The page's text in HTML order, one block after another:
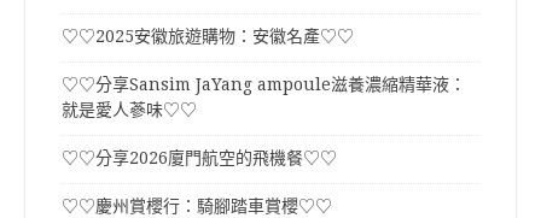
♡♡2025安徽旅遊購物：安徽名產♡♡
♡♡分享Sansim JaYang ampoule滋養濃縮精華液：
就是愛人蔘味♡♡
♡♡分享2026廈門航空的飛機餐♡♡
♡♡慶州賞櫻行：騎腳踏車賞櫻♡♡